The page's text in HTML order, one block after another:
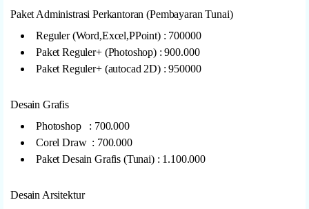
Paket Administrasi Perkantoran (Pembayaran Tunai)
Reguler (Word,Excel,PPoint) : 700000
Paket Reguler+ (Photoshop) : 900.000
Paket Reguler+ (autocad 2D) : 950000
Desain Grafis
Photoshop : 700.000
Corel Draw : 700.000
Paket Desain Grafis (Tunai) : 1.100.000
Desain Arsitektur